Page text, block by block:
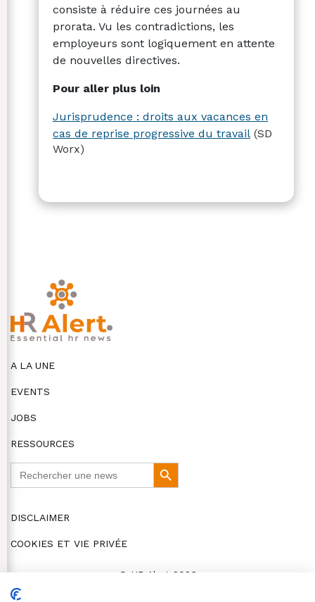
consiste à réduire ces journées au
prorata. Vu les contradictions, les
employeurs sont logiquement en attente
de nouvelles directives.
Pour aller plus loin
Jurisprudence : droits aux vacances en
cas de reprise progressive du travail (SD
Worx)
A LA UNE
EVENTS
JOBS
RESSOURCES
Search
Button
DISCLAIMER
COOKIES ET VIE PRIVÉE
© HR Alert 2026